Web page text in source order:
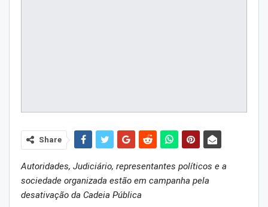
Share
Autoridades, Judiciário, representantes políticos e a
sociedade organizada estão em campanha pela
desativação da Cadeia Pública